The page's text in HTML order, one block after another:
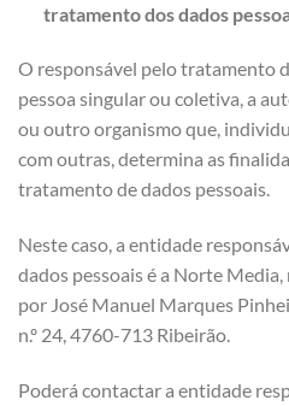
tratamento dos dados
O responsável pelo tratamento
pessoa singular ou coletiva, a
ou outro organismo que,
com outras, determina as
tratamento de dados pessoais.
Neste caso, a entidade
dados pessoais é a Norte
por José Manuel Marques
n.º 24, 4760-713 Ribeirão.
Poderá contactar a entidade